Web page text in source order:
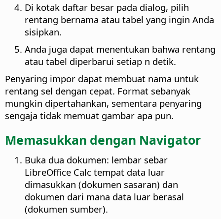
Di kotak daftar besar pada dialog, pilih
rentang bernama atau tabel yang ingin Anda
sisipkan.
Anda juga dapat menentukan bahwa rentang
atau tabel diperbarui setiap n detik.
Penyaring impor dapat membuat nama untuk
rentang sel dengan cepat. Format sebanyak
mungkin dipertahankan, sementara penyaring
sengaja tidak memuat gambar apa pun.
Memasukkan dengan Navigator
Buka dua dokumen: lembar sebar
LibreOffice Calc tempat data luar
dimasukkan (dokumen sasaran) dan
dokumen dari mana data luar berasal
(dokumen sumber).